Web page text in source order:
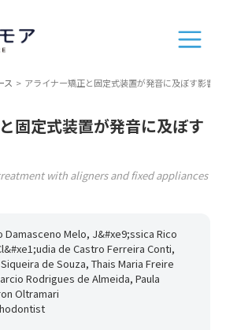
ス アライナー矯正と固定式装置が発音に及ぼす影響の
固定式装置が発音に及ぼす
with aligners and fixed appliances
Damasceno Melo, J&#xe9;ssica Rico
de Castro Ferreira Conti,
de Souza, Thais Maria Freire
Rodrigues de Almeida, Paula
Oltramari